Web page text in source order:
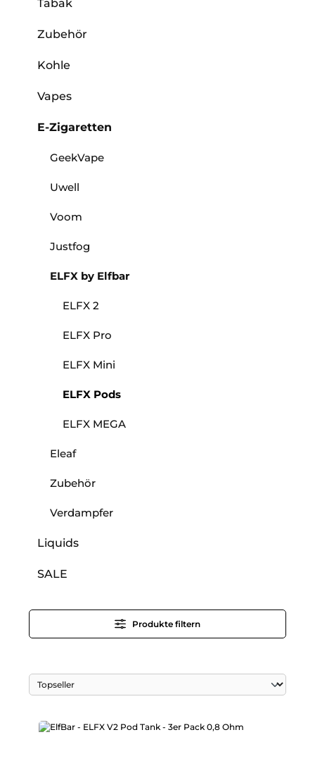
Tabak
Zubehör
Kohle
Vapes
E-Zigaretten
GeekVape
Uwell
Voom
Justfog
ELFX by Elfbar
ELFX 2
ELFX Pro
ELFX Mini
ELFX Pods
ELFX MEGA
Eleaf
Zubehör
Verdampfer
Liquids
SALE
Produkte filtern